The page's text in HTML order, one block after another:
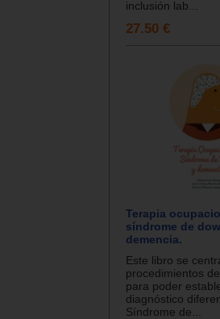
inclusión lab...
27.50 €
Terapia
síndrome de
demencia.
Este libro se
procedimientos
para poder
diagnóstico
Síndrome de...